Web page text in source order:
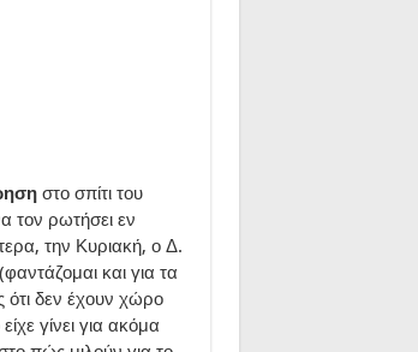
στο σπίτι του
τον ρωτήσει εν
την Κυριακή, ο Δ.
και για τα
ότι δεν έχουν χώρο
γίνει για ακόμα